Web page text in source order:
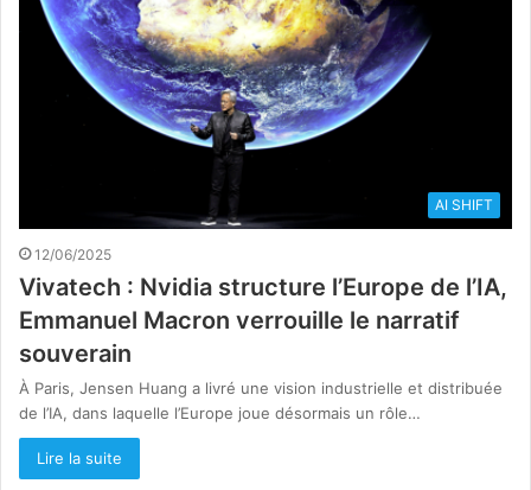
AI SHIFT
12/06/2025
Vivatech : Nvidia structure l’Europe de l’IA,
Emmanuel Macron verrouille le narratif
souverain
À Paris, Jensen Huang a livré une vision industrielle et distribuée
de l’IA, dans laquelle l’Europe joue désormais un rôle…
Lire la suite